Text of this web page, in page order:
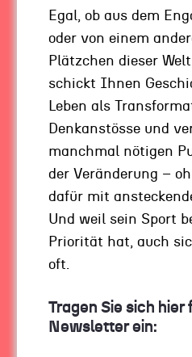
mehr Menschen zogen
Pandemie von der Stadt
Beispiel dafür, dass
zu durchschauen und
Plötzlich kam Corona –
wurden neu gemischt.
ins System. Das ängstigt
Entwicklungen nicht
plötzlich baut sich vor
Sie wegzuspülen droht.
Was also tun?
Ohne Angst auf
Egal, ob aus dem
oder von einem
Plätzchen dieser
schickt Ihnen
Leben als
Denkanstösse und
manchmal nötigen
der Veränderung –
dafür mit
Und weil sein Sport
Priorität hat, auch
oft.
Tragen Sie sich hier
Newsletter ein: